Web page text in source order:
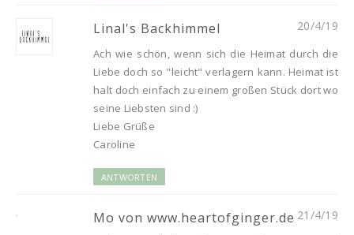
Linal's Backhimmel 20/4/19
Ach wie schön, wenn sich die Heimat durch die
Liebe doch so "leicht" verlagern kann. Heimat ist
halt doch einfach zu einem großen Stück dort wo
seine Liebsten sind :)
Liebe Grüße
Caroline
ANTWORTEN
Mo von www.heartofginger.de 21/4/19